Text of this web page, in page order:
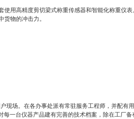
用高精度剪切梁式称重传感器和智能化称重仪
物的冲击力。
场。在各办事处派有常驻服务工程师，并配有用
每一台仪器产品建有完善的技术档案，除在工厂